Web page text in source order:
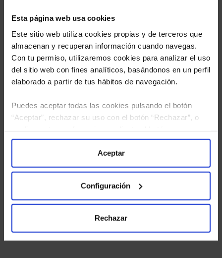
Esta página web usa cookies
Este sitio web utiliza cookies propias y de terceros que
almacenan y recuperan información cuando navegas.
Con tu permiso, utilizaremos cookies para analizar el uso
del sitio web con fines analíticos, basándonos en un perfil
elaborado a partir de tus hábitos de navegación.
Puedes aceptar todas las cookies pulsando el botón
“Aceptar”, rechazar su uso con el botón “Rechazar”, o
“Configuración”. Consulta nuestraPolítica
para más información.
Aceptar
Configuración
Rechazar
He leído